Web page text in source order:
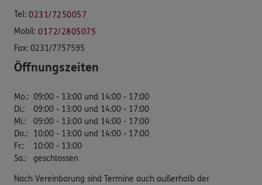
Tel: 0231/7250057
Mobil: 0172/2805075
Fax: 0231/7757595
Öffnungszeiten
Mo.: 09:00 - 13:00 und 14:00 - 17:00
Di.:
09:00 - 13:00 und 14:00 - 17:00
Mi.:
09:00 - 13:00 und 14:00 - 17:00
Do.:
10:00 - 13:00 und 14:00 - 17:00
Fr.:
10:00 - 13:00
Sa.: geschlossen
Nach Vereinbarung sind Termine auch außerhalb der